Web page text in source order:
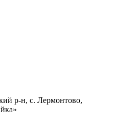
р-н, с. Лермонтово,